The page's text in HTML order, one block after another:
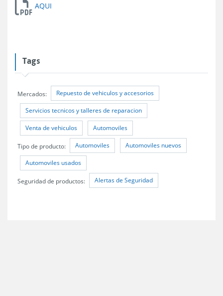
AQUI
Tags
Mercados: Repuesto de vehiculos y accesorios
Servicios tecnicos y talleres de reparacion
Venta de vehiculos Automoviles
Tipo de producto: Automoviles Automoviles nuevos
Automoviles usados
Seguridad de productos: Alertas de Seguridad